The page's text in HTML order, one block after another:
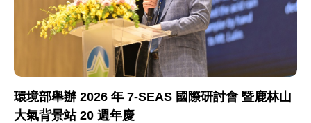
環境部舉辦 2026 年 7-SEAS 國際研討會 暨鹿林山
大氣背景站 20 週年慶